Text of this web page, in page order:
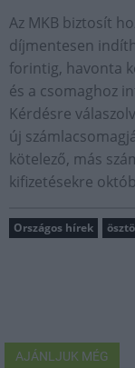
Az MKB biztosít
díjmentesen
forintig, havonta
és a csomaghoz
Kérdésre
új
kötelező, más
kifizetésekre
Országos hírek
AJÁNLJUK MÉG